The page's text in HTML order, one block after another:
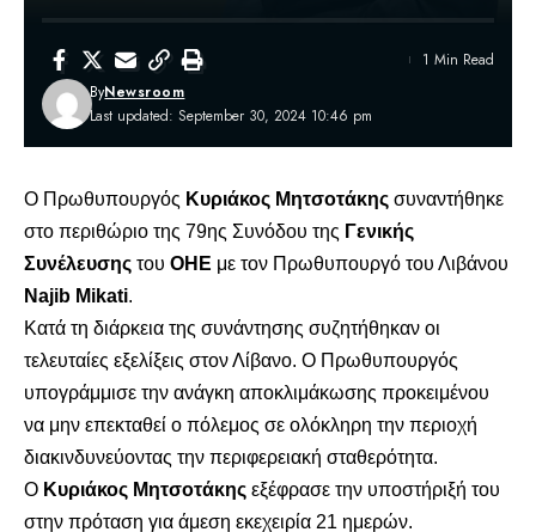
Last updated: September 30, 2024 10:46 pm
ByNewsroom
1 Min Read
Ο Πρωθυπουργός Κυριάκος Μητσοτάκης συναντήθηκε
στο περιθώριο της 79ης Συνόδου της Γενικής
Συνέλευσης του ΟΗΕ με τον Πρωθυπουργό του Λιβάνου
Najib Mikati.
Κατά τη διάρκεια της συνάντησης συζητήθηκαν οι
τελευταίες εξελίξεις στον Λίβανο. Ο Πρωθυπουργός
υπογράμμισε την ανάγκη αποκλιμάκωσης προκειμένου
να μην επεκταθεί ο πόλεμος σε ολόκληρη την περιοχή
διακινδυνεύοντας την περιφερειακή σταθερότητα.
Ο Κυριάκος Μητσοτάκης εξέφρασε την υποστήριξή του
στην πρόταση για άμεση εκεχειρία 21 ημερών.